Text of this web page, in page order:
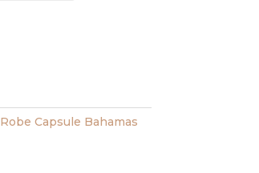
Robe Capsule Bahamas